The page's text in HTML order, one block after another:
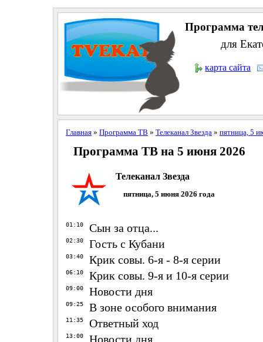
Программа
для
карта сайта
Главная» Программа ТВ » Телеканал Звезда » пятница, 5
Программа ТВ на 5 июня 2026
Телеканал Звезда
пятница, 5 июня 2026 года
01:10 Сын за отца...
02:30 Гость с Кубани
03:40 Крик совы. 6-я - 8-я серии
06:10 Крик совы. 9-я и 10-я серии
09:00 Новости дня
09:25 В зоне особого внимания
11:35 Ответный ход
13:00 Новости дня